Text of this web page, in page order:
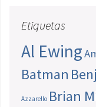
Etiquetas
Al Ewing
Batman
Azzarello Brian